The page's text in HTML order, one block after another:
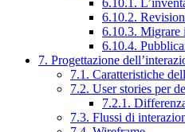
6.10.2.
6.10.3. Migrare
6.10.4.
7. Progettazione
7.1. Caratteristiche
7.2. User stories per
7.2.1.
7.3. Flussi di